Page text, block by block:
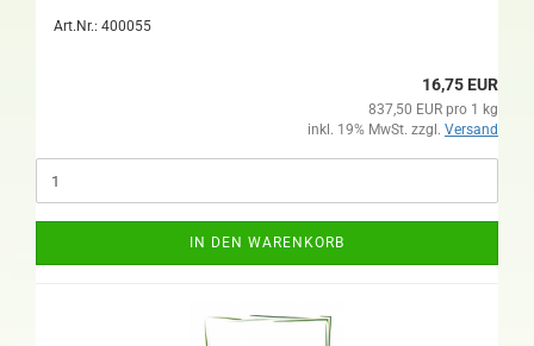
Art.Nr.: 400055
16,75 EUR
837,50 EUR pro 1 kg
inkl. 19% MwSt. zzgl. Versand
IN DEN WARENKORB